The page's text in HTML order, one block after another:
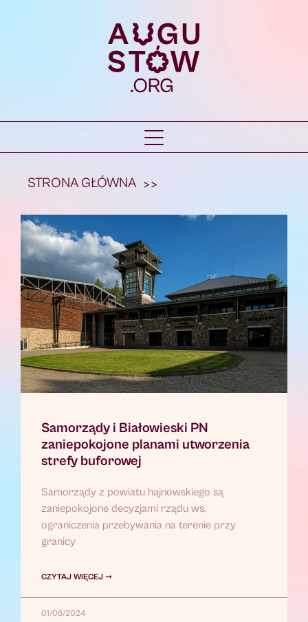
STRONA GŁÓWNA >>
Samorządy i Białowieski PN
zaniepokojone planami utworzenia
strefy buforowej
Samorządy z powiatu hajnowskiego są
zaniepokojone decyzjami rządu ws.
ograniczenia przebywania na terenie przy
granicy
CZYTAJ WIĘCEJ ➞
01/06/2024